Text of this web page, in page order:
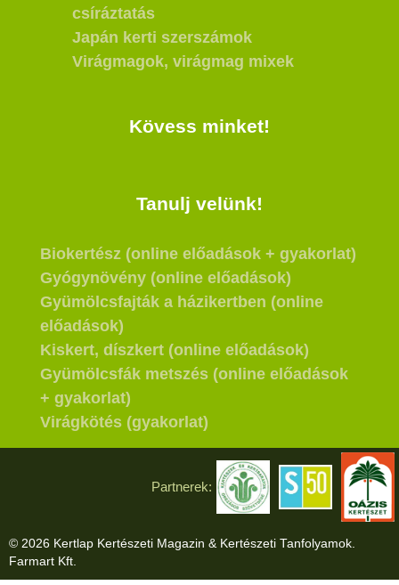
csíráztatás
Japán kerti szerszámok
Virágmagok, virágmag mixek
Kövess minket!
Tanulj velünk!
Biokertész (online előadások + gyakorlat)
Gyógynövény (online előadások)
Gyümölcsfajták a házikertben (online
előadások)
Kiskert, díszkert (online előadások)
Gyümölcsfák metszés (online előadások
+ gyakorlat)
Virágkötés (gyakorlat)
Partnerek:
© 2026 Kertlap Kertészeti Magazin & Kertészeti Tanfolyamok.
Farmart Kft.